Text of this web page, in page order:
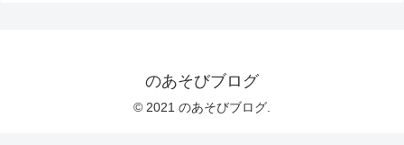
のあそびブログ
© 2021 のあそびブログ.